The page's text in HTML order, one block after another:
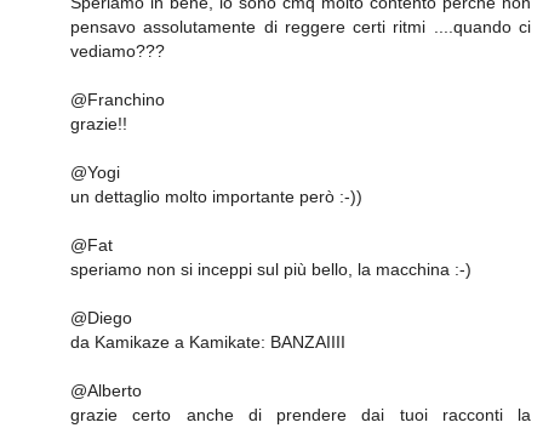
pensavo assolutamente di reggere certi ritmi ....quando ci
vediamo???
@Franchino
grazie!!
@Yogi
un dettaglio molto importante però :-))
@Fat
speriamo non si inceppi sul più bello, la macchina :-)
@Diego
da Kamikaze a Kamikate: BANZAIIII
@Alberto
grazie certo anche di prendere dai tuoi racconti la